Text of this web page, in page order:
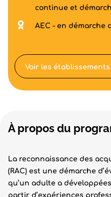
À propos du
La reconnaissance des
(RAC) est une démarche
qu’un adulte a
partir d’expériences
continue et
AEC - en démarche
Voir les